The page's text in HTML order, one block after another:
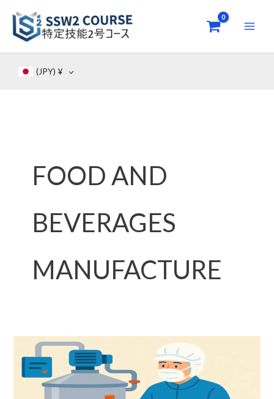
content
(JPY) ¥
FOOD AND
BEVERAGES
MANUFACTURE
SSW2
Хүнс,